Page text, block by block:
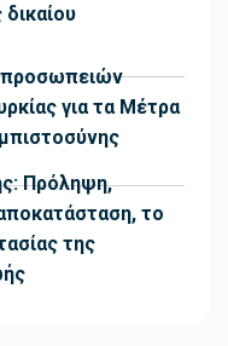
για τα Μέτρα
Πρόληψη,
το
της